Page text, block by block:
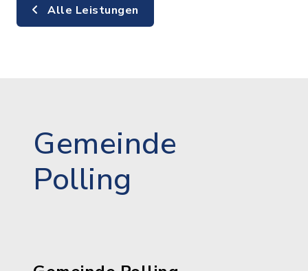
Alle Leistungen
Gemeinde
Polling